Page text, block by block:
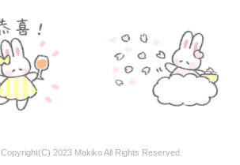
Copyright(C) 2023 Makiko All Rights Reserved.